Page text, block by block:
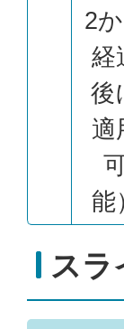
2か
経
後
適
能
スラ